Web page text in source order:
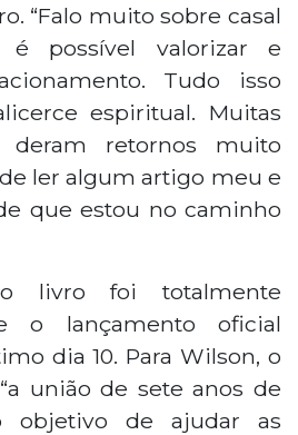
“Falo muito sobre casal
possível valorizar e
Tudo isso
espiritual. Muitas
deram retornos muito
ler algum artigo meu e
que estou no caminho
livro foi totalmente
o lançamento oficial
dia 10. Para Wilson, o
união de sete anos de
objetivo de ajudar as